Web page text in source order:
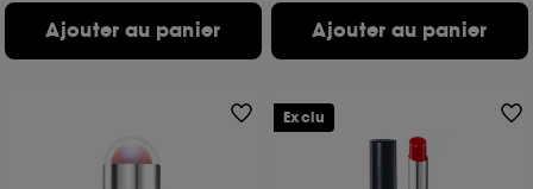
Ajouter au panier Ajouter au panier
Exclu